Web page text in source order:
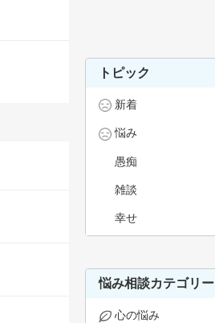
トピック
新着
悩み
愚痴
雑談
幸せ
悩み相談カテゴリー
心の悩み